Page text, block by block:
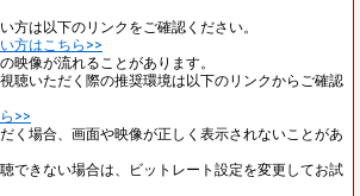
方は以下のリンクをご確認ください。
方はこちら>>
映像が流れることがあります。
聴いただく際の推奨環境は以下のリンクからご確認
>>
く場合、画面や映像が正しく表示されないことがあ
できない場合は、ビットレート設定を変更してお試